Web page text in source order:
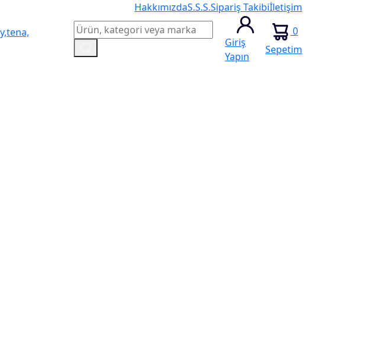
HakkımızdaS.S.S.Sipariş Takibiİletişim
Giriş
Yapın
0
Sepetim